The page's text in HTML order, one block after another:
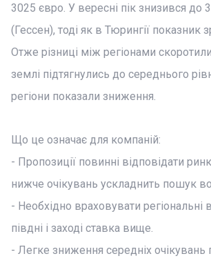
3025 євро. У вересні пік знизився до
(Гессен), тоді як в Тюрингії показник
Отже різниці між регіонами
землі підтягнулись до середнього
регіони показали зниження.
Що це означає для компаній:
- Пропозиції повинні відповідати
нижче очікувань ускладнить пошук
- Необхідно враховувати регіональні
півдні і заході ставка вище.
- Легке зниження середніх очікувань